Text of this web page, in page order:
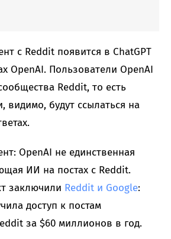
с Reddit появится в ChatGPT
OpenAI. Пользователи OpenAI
Reddit, то есть
видимо, будут ссылаться на
OpenAI не единственная
ИИ на постах с Reddit.
заключили Reddit и Google:
доступ к постам
за $60 миллионов в год.